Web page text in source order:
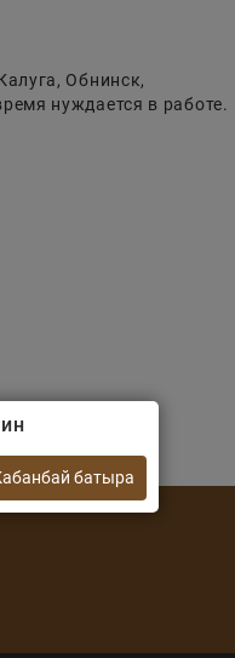
Обнинск,
нуждается в работе.
батыра